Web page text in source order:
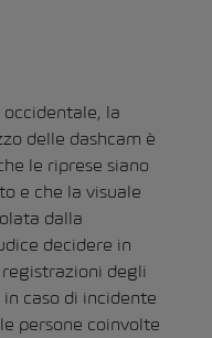
occidentale, la
delle dashcam è
le riprese siano
e che la visuale
dalla
decidere in
degli
caso di incidente
persone coinvolte